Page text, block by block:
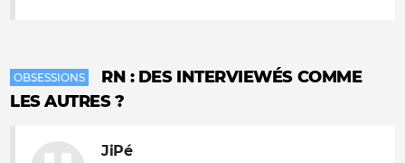
OBSESSIONS
RN : DES INTERVIEWÉS COMME
LES AUTRES ?
JiPé